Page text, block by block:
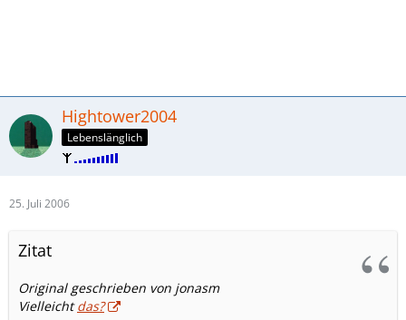
Hightower2004
Lebenslänglich
25. Juli 2006
Zitat
Original geschrieben von jonasm
Vielleichtdas?